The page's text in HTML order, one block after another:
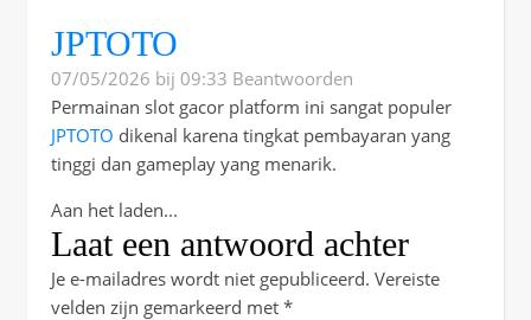
JPTOTO
07/05/2026 bij 09:33 Beantwoorden
Permainan slot gacor platform ini sangat populer
JPTOTO dikenal karena tingkat pembayaran yang
tinggi dan gameplay yang menarik.
Aan het laden...
Laat een antwoord achter
Je e-mailadres wordt niet gepubliceerd. Vereiste
velden zijn gemarkeerd met *